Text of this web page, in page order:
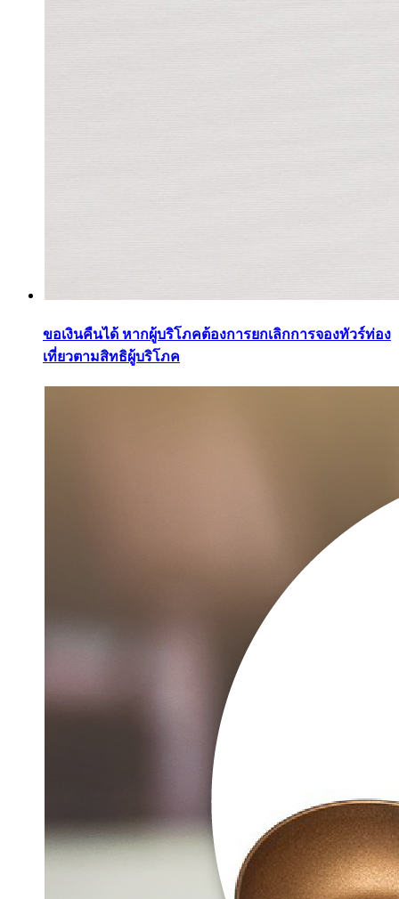
ขอเงินคืนได้ หากผู้บริโภคต้องการยกเลิกการจองทัวร์ท่อง
เที่ยวตามสิทธิผู้บริโภค